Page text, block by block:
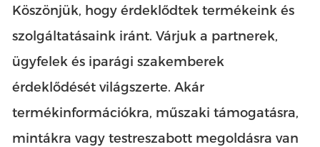
Köszönjük, hogy érdeklődtek termékeink és
szolgáltatásaink iránt. Várjuk a partnerek,
ügyfelek és iparági szakemberek
érdeklődését világszerte. Akár
termékinformációkra, műszaki támogatásra,
mintákra vagy testreszabott megoldásra van